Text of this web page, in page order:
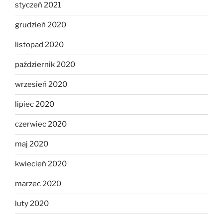
styczeń 2021
grudzień 2020
listopad 2020
październik 2020
wrzesień 2020
lipiec 2020
czerwiec 2020
maj 2020
kwiecień 2020
marzec 2020
luty 2020